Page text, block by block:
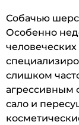
Собачью
Особенно
слишком
агрессивным
сало и